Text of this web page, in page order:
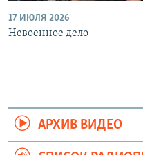
17 ИЮЛЯ 2026
Невоенное дело
АРХИВ ВИДЕО